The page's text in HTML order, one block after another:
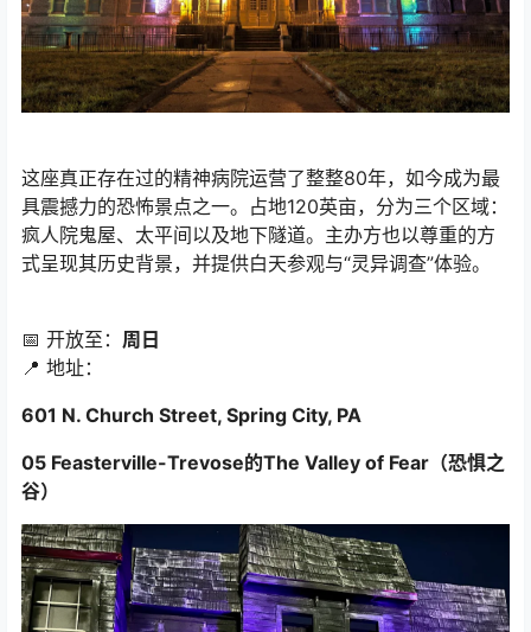
这座真正存在过的精神病院运营了整整80年，如今成为最
具震撼力的恐怖景点之一。占地120英亩，分为三个区域：
疯人院鬼屋、太平间以及地下隧道。主办方也以尊重的方
式呈现其历史背景，并提供白天参观与“灵异调查”体验。
📅 开放至： 周日
📍 地址：
601 N. Church Street, Spring City, PA
05 Feasterville-Trevose的The Valley of Fear（恐惧之
谷）